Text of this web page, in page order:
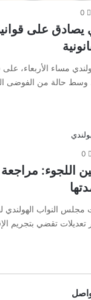
0
يصادق على
مساء الأربعاء، على
وسط حالة من الفوضى
0
اللجوء:
النواب الهولندي
تعديلات تقضي بتجريم